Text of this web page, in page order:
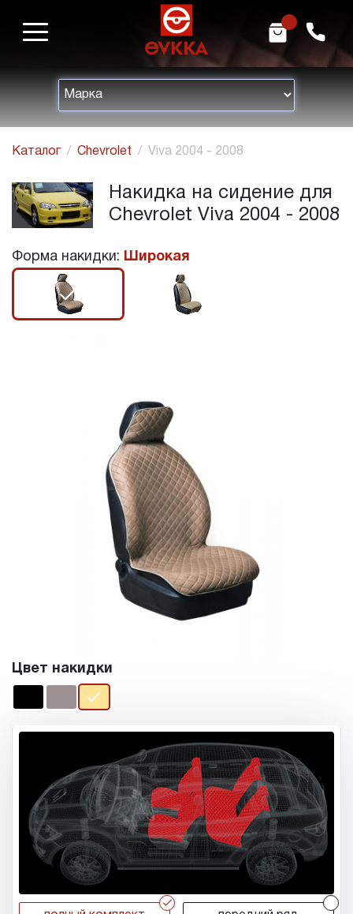
h m
Каталог Chevrolet Viva 2004 - 2008
Накидка на сидение для
Chevrolet Viva 2004 - 2008
Форма накидки: Широкая
r
Цвет накидки
r